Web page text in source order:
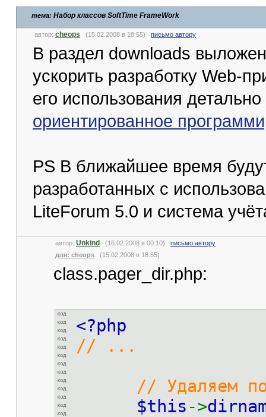
тема: Набор классов SoftTime FrameWork
автор: cheops (15.02.2008 в 18:55) письмо автору
В раздел downloads
ускорить разработку Web-
его использования
ориентированное
PS В ближайшее время
разработанных с
LiteForum 5.0 и система
автор: Unkind (16.02.2008 в 00:10) письмо автору
для: cheops (15.02.2008 в 18:55)
class.pager_dir.php:
<?php
// ...
// Удаляем
$this ->